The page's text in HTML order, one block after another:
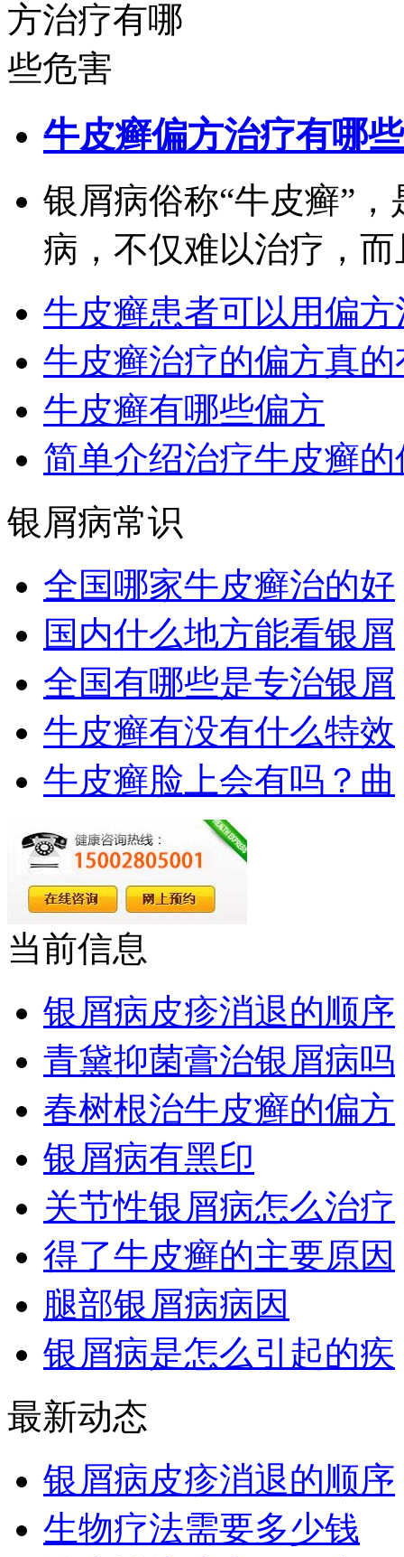
牛皮癣偏方治疗有哪
银屑病俗称“牛皮癣”
病，不仅难以治疗，而
牛皮癣患者可以用偏方
牛皮癣治疗的偏方真的
牛皮癣有哪些偏方
简单介绍治疗牛皮癣的
银屑病常识
全国哪家牛皮癣治的好
国内什么地方能看银屑
全国有哪些是专治银屑
牛皮癣有没有什么特效
牛皮癣脸上会有吗？曲
当前信息
银屑病皮疹消退的顺序
青黛抑菌膏治银屑病吗
春树根治牛皮癣的偏方
银屑病有黑印
关节性银屑病怎么治疗
得了牛皮癣的主要原因
腿部银屑病病因
银屑病是怎么引起的疾
最新动态
银屑病皮疹消退的顺序
生物疗法需要多少钱